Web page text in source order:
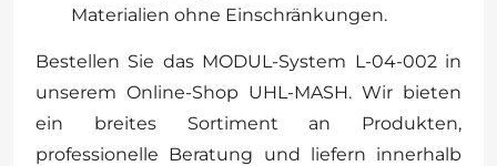
Materialien ohne Einschränkungen.
Bestellen Sie das MODUL-System L-04-002 in
unserem Online-Shop UHL-MASH. Wir bieten
ein breites Sortiment an Produkten,
professionelle Beratung und liefern innerhalb